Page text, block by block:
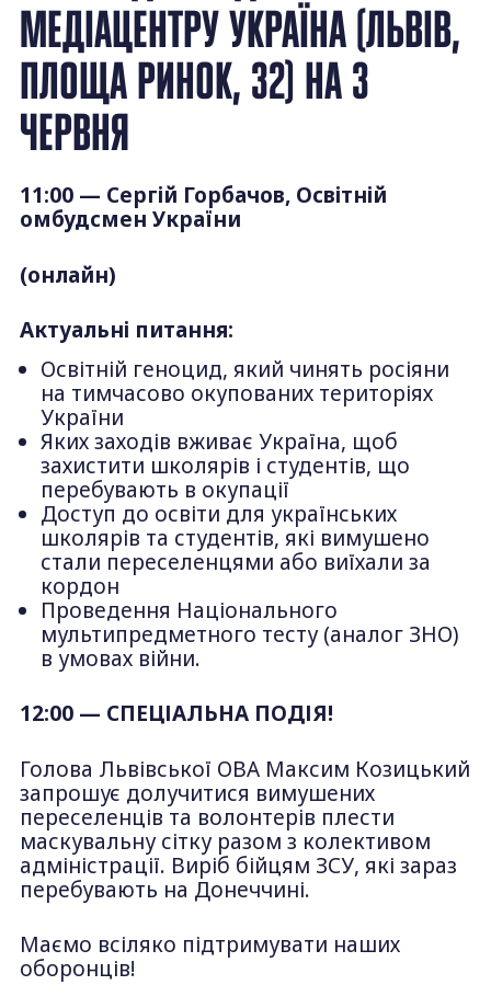
МЕДІАЦЕНТРУ УКРАЇНА (ЛЬВІВ,
ПЛОЩА РИНОК, 32) НА 3
ЧЕРВНЯ
11:00 — Сергій Горбачов, Освітній
омбудсмен України
(онлайн)
Актуальні питання:
Освітній геноцид, який чинять росіяни
на тимчасово окупованих територіях
України
Яких заходів вживає Україна, щоб
захистити школярів і студентів, що
перебувають в окупації
Доступ до освіти для українських
школярів та студентів, які вимушено
стали переселенцями або виїхали за
кордон
Проведення Національного
мультипредметного тесту (аналог ЗНО)
в умовах війни.
12:00 — СПЕЦІАЛЬНА ПОДІЯ!
Голова Львівської ОВА Максим Козицький
запрошує долучитися вимушених
переселенців та волонтерів плести
маскувальну сітку разом з колективом
адміністрації. Виріб бійцям ЗСУ, які зараз
перебувають на Донеччині.
Маємо всіляко підтримувати наших
оборонців!